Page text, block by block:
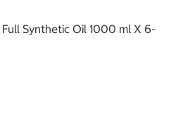
Synthetic Oil 1000 ml X 6-